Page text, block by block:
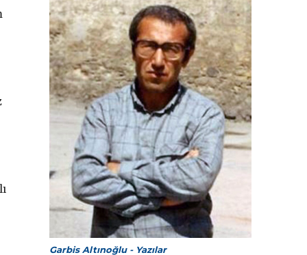
Garbis Altınoğlu - Yazılar